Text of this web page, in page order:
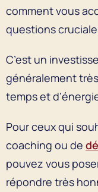
comment vous
questions
C’est un
généralement
temps et
Pour ceux qui
coaching ou de
pouvez vous
répondre très